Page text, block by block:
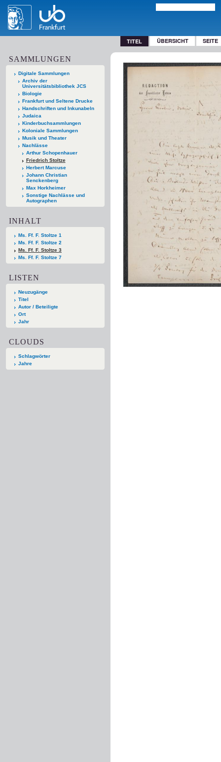
TITEL ÜBERSICHT SEITE
SAMMLUNGEN
Digitale Sammlungen
Archiv der
Universitätsbibliothek JCS
Biologie
Frankfurt und Seltene Drucke
Handschriften und Inkunabeln
Judaica
Kinderbuchsammlungen
Koloniale Sammlungen
Musik und Theater
Nachlässe
Arthur Schopenhauer
Friedrich Stoltze
Herbert Marcuse
Johann Christian
Senckenberg
Max Horkheimer
Sonstige Nachlässe und
Autographen
INHALT
Ms. Ff. F. Stoltze 1
Ms. Ff. F. Stoltze 2
Ms. Ff. F. Stoltze 3
Ms. Ff. F. Stoltze 7
LISTEN
Neuzugänge
Titel
Autor / Beteiligte
Ort
Jahr
CLOUDS
Schlagwörter
Jahre